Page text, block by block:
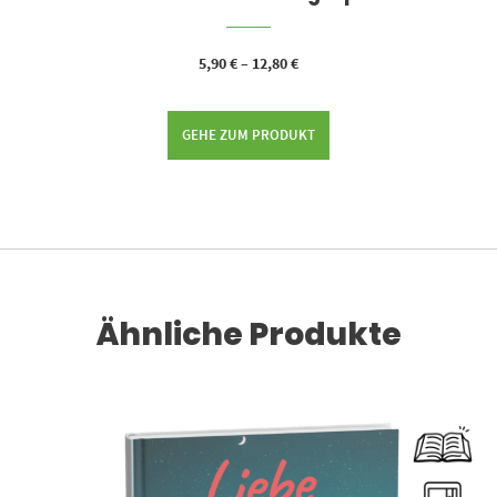
5,90€– 12,80€
GEHE ZUM PRODUKT
Ähnliche Produkte